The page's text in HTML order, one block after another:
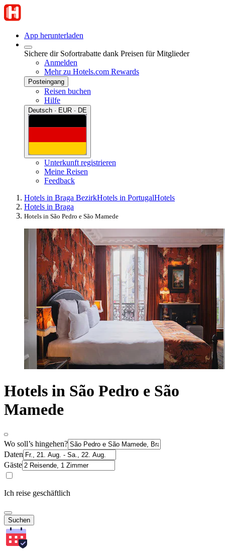
App herunterladen
Sichere dir Sofortrabatte dank Preisen für Mitglieder
Anmelden
Mehr zu Hotels.com Rewards
Posteingang
Reisen buchen
Hilfe
Deutsch · EUR · DE
Unterkunft registrieren
Meine Reisen
Feedback
Hotels in Braga BezirkHotels in PortugalHotels
Hotels in Braga
Hotels in São Pedro e São Mamede
Hotels in São Pedro e São
Mamede
Wo soll’s hingehen?
Daten
Gäste
Ich reise geschäftlich
Suchen